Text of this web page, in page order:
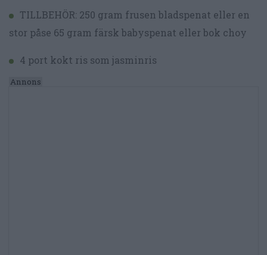
TILLBEHÖR: 250 gram frusen bladspenat eller en
stor påse 65 gram färsk babyspenat eller bok choy
4 port kokt ris som jasminris